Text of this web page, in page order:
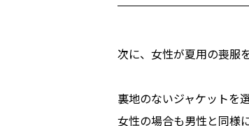
次に、女性が夏用の喪服
裏地のないジャケットを
女性の場合も男性と同様